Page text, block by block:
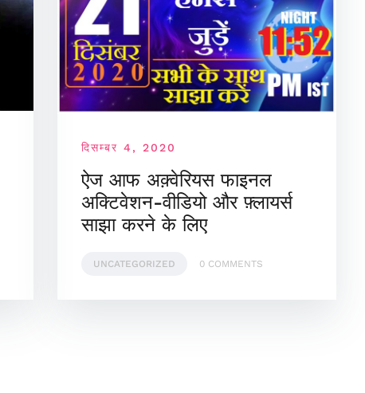
दिसम्बर 4, 2020
ऐज आफ अक़्वेरियस फाइनल
अक्टिवेशन-वीडियो और फ़्लायर्स
साझा करने के लिए
UNCATEGORIZED 0 COMMENTS